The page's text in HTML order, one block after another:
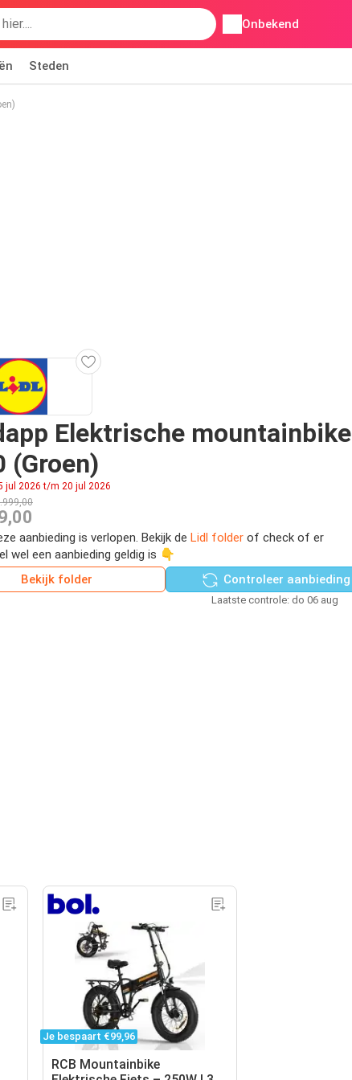
Onbekend
Steden
Elektrische mountainbike
(Groen)
jul 2026 t/m 20 jul 2026
aanbieding is verlopen. Bekijk de Lidl folder of check of er
wel een aanbieding geldig is 👇
Bekijk folder
Controleer aanbieding
Laatste controle: do 06 aug
Je bespaart €99,96
RCB Mountainbike